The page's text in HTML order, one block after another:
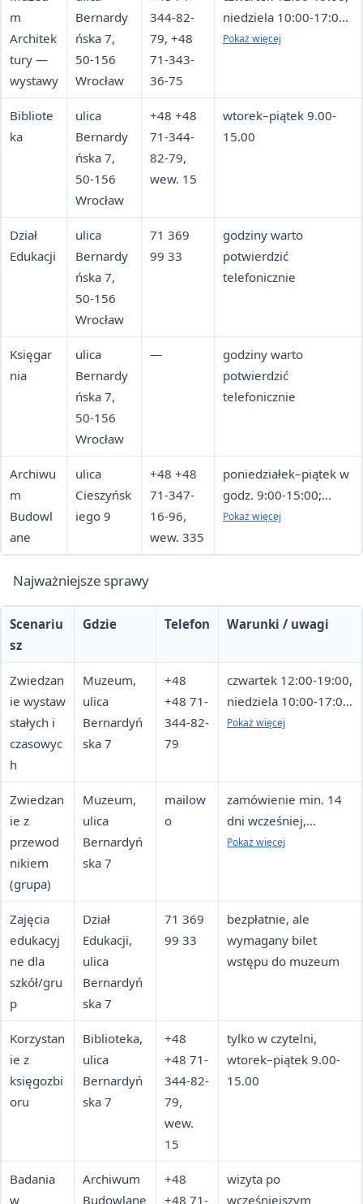
m
Architek
tury —
wystawy
Bernardy
ńska 7,
50-156
Wrocław
344-82-
79, +48
71-343-
36-75
niedziela 10:00-17:00;
poniedziałek
Pokaż więcej
Bibliote
ka
ulica
Bernardy
ńska 7,
50-156
Wrocław
+48 +48
71-344-
82-79,
wew. 15
wtorek–piątek 9.00-
15.00
Dział
Edukacji
ulica
Bernardy
ńska 7,
50-156
Wrocław
71 369
99 33
godziny warto
potwierdzić
telefonicznie
Księgar
nia
ulica
Bernardy
ńska 7,
50-156
Wrocław
—
godziny warto
potwierdzić
telefonicznie
Archiwu
m
Budowl
ane
ulica
Cieszyńsk
iego 9
+48 +48
71-347-
16-96,
wew. 335
poniedziałek–piątek w
godz. 9:00-15:00;
wizyta po
umówieniu
Pokaż więcej
Najważniejsze sprawy
Scenariu
sz
Gdzie Telefon Warunki / uwagi
Zwiedzan
ie wystaw
stałych i
czasowyc
h
Muzeum,
ulica
Bernardyń
ska 7
+48
+48 71-
344-82-
79
czwartek 12:00-19:00,
niedziela 10:00-17:00;
wstęp wolny w środy
Pokaż więcej
Zwiedzan
ie z
przewod
nikiem
(grupa)
Muzeum,
ulica
Bernardyń
ska 7
mailow
o
zamówienie min. 14
dni wcześniej,
potwierdzenie/odwoł
Pokaż więcej
Zajęcia
edukacyj
ne dla
szkół/gru
p
Dział
Edukacji,
ulica
Bernardyń
ska 7
71 369
99 33
bezpłatnie, ale
wymagany bilet
wstępu do muzeum
Korzystan
ie z
księgozbi
oru
Biblioteka,
ulica
Bernardyń
ska 7
+48
+48 71-
344-82-
79,
wew.
15
tylko w czytelni,
wtorek–piątek 9.00-
15.00
Badania
w
Archiwum
Budowlane
+48
+48 71-
wizyta po
wcześniejszym